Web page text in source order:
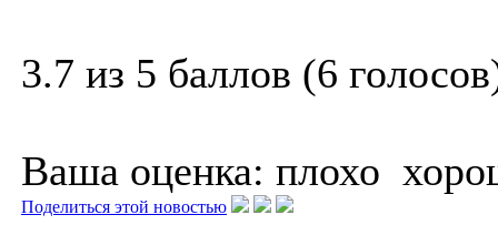
3.7 из 5 баллов (6
Ваша оценка: плохо
Поделиться этой новостью